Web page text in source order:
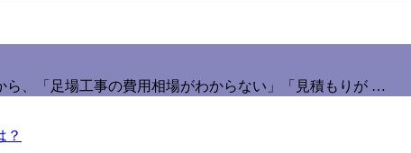
、「足場工事の費用相場がわからない」「見積もりが …
？